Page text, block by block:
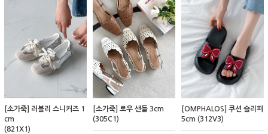
[소가죽] 러블리 스니커즈 1
cm
(821X1)
[소가죽] 로우 샌들 3cm
(305C1)
[OMPHALOS] 쿠션 슬리퍼
5cm (312V3)